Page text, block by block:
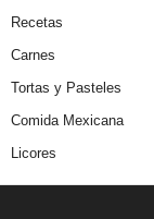
Recetas
Carnes
Tortas y Pasteles
Comida Mexicana
Licores